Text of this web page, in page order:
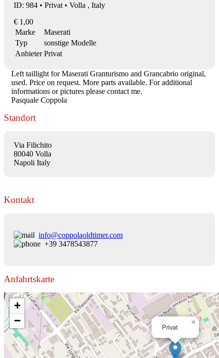
ID: 984 • Privat • Volla , Italy
€ 1,00
Marke
Maserati
Typ
sonstige Modelle
Anbieter Privat
Left taillight for Maserati Granturismo and Grancabrio original,
used. Price on request. More parts available. For additional
informations or pictures please contact me.
Pasquale Coppola
Standort
Via Filichito
80040 Volla
Napoli Italy
Kontakt
info@coppolaoldtimer.com
+39 3478543877
Anfahrtskarte
Privat
×
+
−